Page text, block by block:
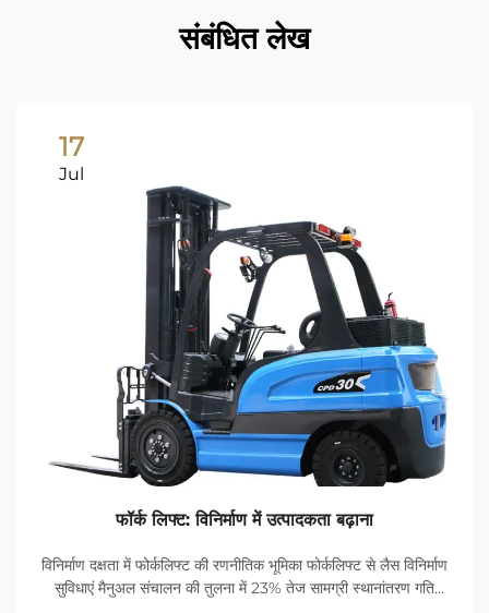
संबंधित लेख
17
Jul
फॉर्क लिफ्ट: विनिर्माण में उत्पादकता बढ़ाना
विनिर्माण दक्षता में फोर्कलिफ्ट की रणनीतिक भूमिका फोर्कलिफ्ट से लैस विनिर्माण
सुविधाएं मैनुअल संचालन की तुलना में 23% तेज सामग्री स्थानांतरण गति